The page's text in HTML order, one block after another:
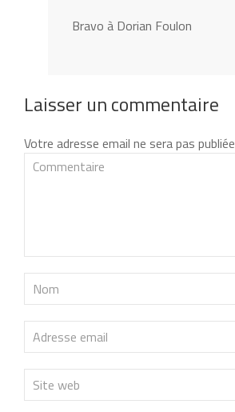
Bravo à Dorian Foulon
Laisser un commentaire
Votre adresse email ne sera pas publiée